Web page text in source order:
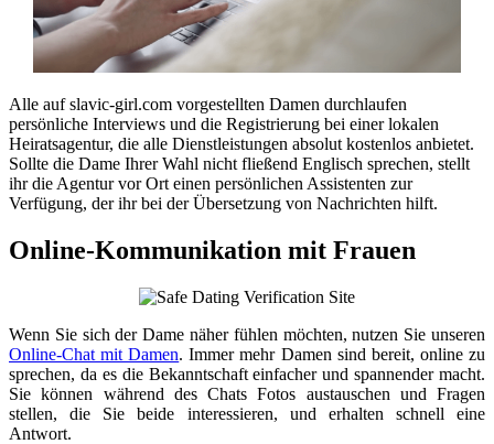
Alle auf slavic-girl.com vorgestellten Damen durchlaufen
persönliche Interviews und die Registrierung bei einer lokalen
Heiratsagentur, die alle Dienstleistungen absolut kostenlos anbietet.
Sollte die Dame Ihrer Wahl nicht fließend Englisch sprechen, stellt
ihr die Agentur vor Ort einen persönlichen Assistenten zur
Verfügung, der ihr bei der Übersetzung von Nachrichten hilft.
Online-Kommunikation mit Frauen
Wenn Sie sich der Dame näher fühlen möchten, nutzen Sie unseren
Online-Chat mit Damen. Immer mehr Damen sind bereit, online zu
sprechen, da es die Bekanntschaft einfacher und spannender macht.
Sie können während des Chats Fotos austauschen und Fragen
stellen, die Sie beide interessieren, und erhalten schnell eine
Antwort.